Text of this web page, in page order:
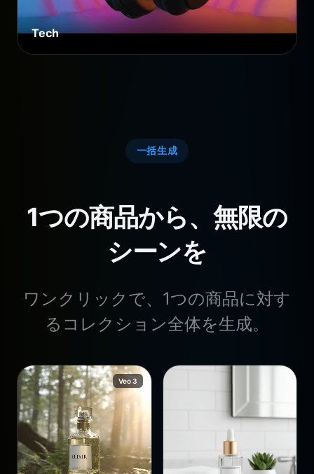
Tech
一括生成
1つの商品から、無限の
シーンを
ワンクリックで、1つの商品に対す
るコレクション全体を生成。
Veo 3